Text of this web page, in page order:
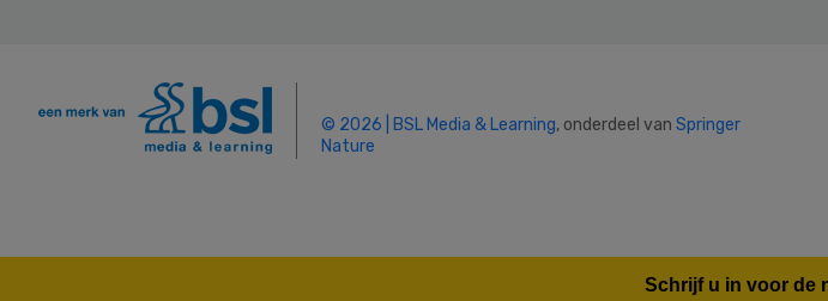
© 2026 | BSL Media & Learning, onderdeel van Springer
Nature
Schrijf u in voor de